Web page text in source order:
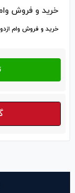
خرید و فروش
خرید و فروش وام